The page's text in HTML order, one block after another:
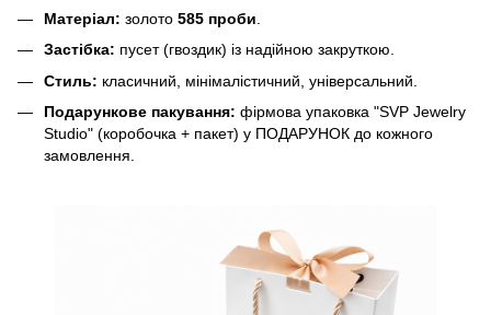
Матеріал: золото 585 проби
Застібка: пусет (гвоздик) із надійною закруткою.
Стиль: класичний, мінімалістичний, універсальний.
Подарункове пакування: фірмова упаковка "SVP Jewelry
Studio" (коробочка + пакет) у ПОДАРУНОК до кожного
замовлення.